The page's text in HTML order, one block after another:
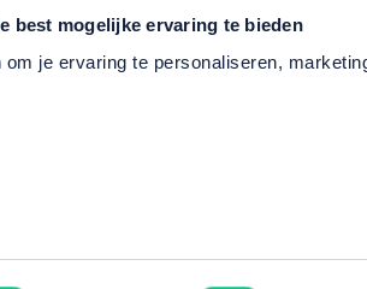
best mogelijke ervaring te bieden
je ervaring te personaliseren,
Cookieverklaring